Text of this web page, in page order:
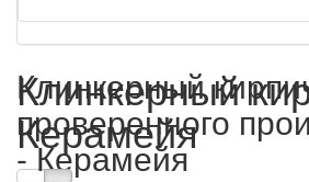
Клинкерный
Керамейя
Клинкерный
проверенного
- Керамейя